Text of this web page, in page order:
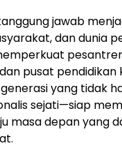
jawab
dan dunia
pusat pendidikan
yang tidak
sejati—siap
masa depan yang